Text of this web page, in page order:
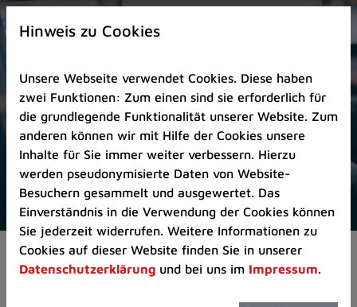
Zur
Startseite
Zum
Seitenanfang
springen
(Schnelltaste
A)
Zur
Navigation/Menü
springen
(Schnelltaste
M)
Zur
Pressemeldungen
Hinweis zu Cookies
Unsere Webseite verwendet Cookies. Diese haben
zwei Funktionen: Zum einen sind sie erforderlich für
die grundlegende Funktionalität unserer Website. Zum
anderen können wir mit Hilfe der Cookies unsere
Inhalte für Sie immer weiter verbessern. Hierzu
werden pseudonymisierte Daten von Website-
Besuchern gesammelt und ausgewertet. Das
Einverständnis in die Verwendung der Cookies können
Sie jederzeit widerrufen. Weitere Informationen zu
Cookies auf dieser Website finden Sie in unserer
Datenschutzerklärung und bei uns im Impressum.